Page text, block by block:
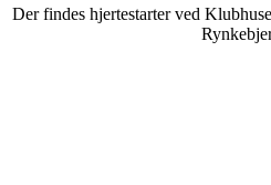
Der findes hjertestarter ved